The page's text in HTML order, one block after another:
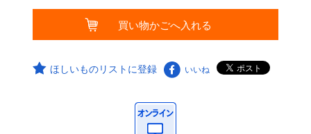
ほしいものリストに登録 いいね